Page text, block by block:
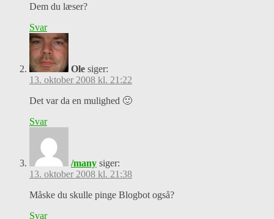
Dem du læser?
Svar
Ole siger:
13. oktober 2008 kl. 21:22
Det var da en mulighed 🙂
Svar
/many siger:
13. oktober 2008 kl. 21:38
Måske du skulle pinge Blogbot også?
Svar